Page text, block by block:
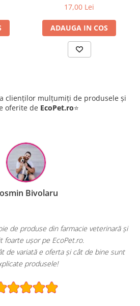
17,00 Lei
ADAUGA IN COS
clienților mulțumiți de produsele și
oferite de EcoPet.ro⭐
Bivolaru
de produse din farmacie veterinară și
foarte ușor pe EcoPet.ro.
de variată e oferta și cât de bine sunt
produsele!